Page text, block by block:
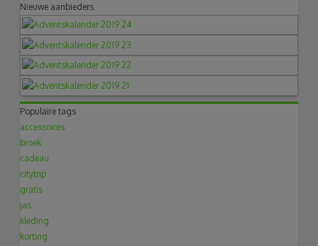
Nieuwe aanbieders
Populaire tags
accessoires
broek
cadeau
citytrip
gratis
jas
kleding
korting